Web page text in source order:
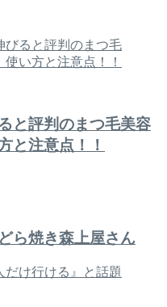
と評判のまつ毛美容
と注意点！！
ら焼き森上屋さん